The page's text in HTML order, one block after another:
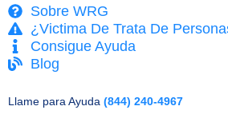
Sobre WRG
¿Victima De Trata De
Consigue Ayuda
Blog
Llame para Ayuda (844) 240-4967